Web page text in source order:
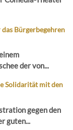
Bürgerbegehren
der von...
Solidarität mit den
gegen den
guten...